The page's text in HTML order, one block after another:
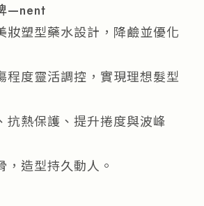
—nent
妝塑型藥水設計，降鹼並優化
程度靈活調控，實現理想髮型
抗熱保護、提升捲度與波峰
，造型持久動人。